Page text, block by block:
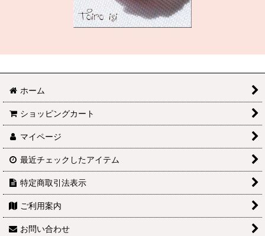
ホーム
ショッピングカート
マイページ
最近チェックしたアイテム
特定商取引法表示
ご利用案内
お問い合わせ